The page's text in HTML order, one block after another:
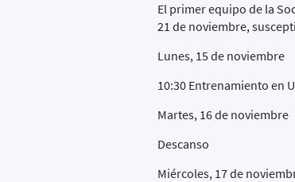
El primer equipo de la
21 de noviembre,
Lunes, 15 de noviembre
10:30 Entrenamiento en
Martes, 16 de noviembre
Descanso
Miércoles, 17 de